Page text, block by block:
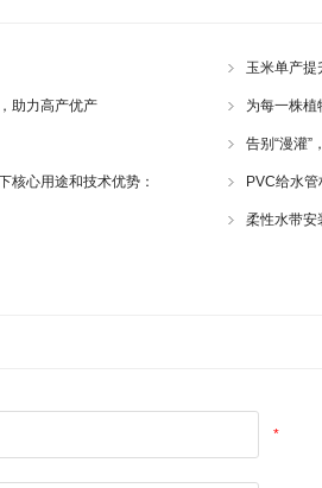
玉米单产提
助力高产优产 为每一株植
告别“漫灌”
核心用途和技术优势： PVC给水
柔性水带安
*